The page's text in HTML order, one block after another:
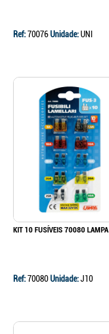
Ref:70076Unidade:UNI
KIT 10 FUSÍVEIS 70080 LAMPA
Ref:70080Unidade:J10